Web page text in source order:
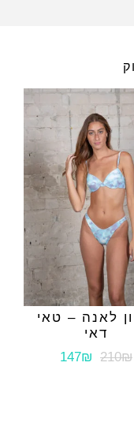
לאנה – טאי
דאי
210₪
147₪